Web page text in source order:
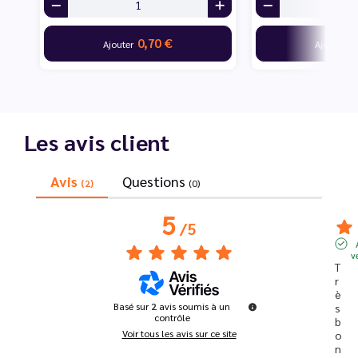
Ajouter 0,70 € Ajouter
Les avis client
Avis (2) Questions (0)
5/5
Basé sur2 avis soumis à un
contrôle
Voir tous les avis sur ce site
T
r
è
s
b
o
n